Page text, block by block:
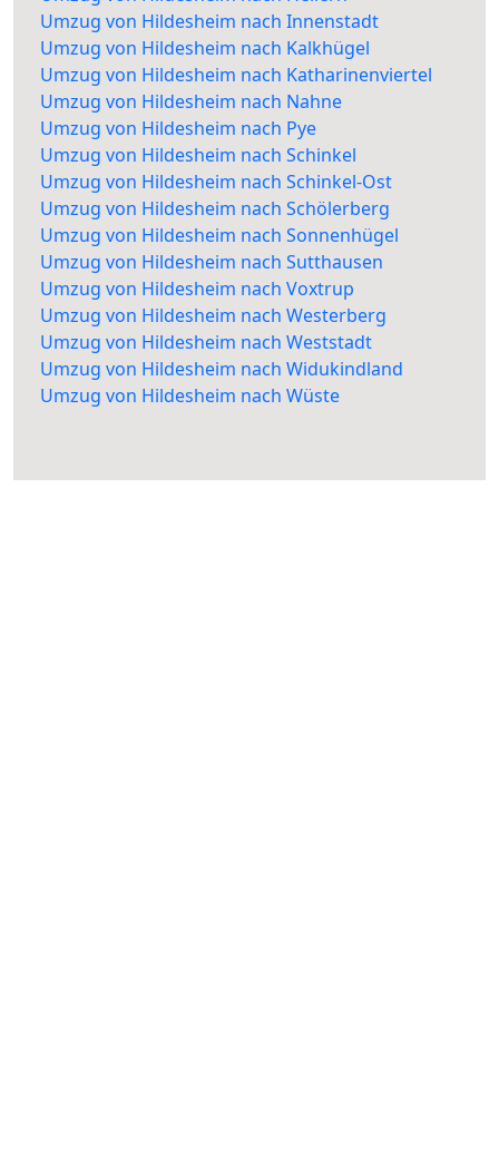
Umzug von Hildesheim nach Innenstadt
Umzug von Hildesheim nach Kalkhügel
Umzug von Hildesheim nach Katharinenviertel
Umzug von Hildesheim nach Nahne
Umzug von Hildesheim nach Pye
Umzug von Hildesheim nach Schinkel
Umzug von Hildesheim nach Schinkel-Ost
Umzug von Hildesheim nach Schölerberg
Umzug von Hildesheim nach Sonnenhügel
Umzug von Hildesheim nach Sutthausen
Umzug von Hildesheim nach Voxtrup
Umzug von Hildesheim nach Westerberg
Umzug von Hildesheim nach Weststadt
Umzug von Hildesheim nach Widukindland
Umzug von Hildesheim nach Wüste